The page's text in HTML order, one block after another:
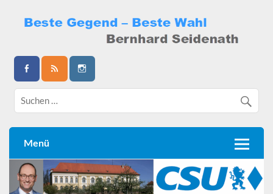
content
Bernhard Seidenath
Menü